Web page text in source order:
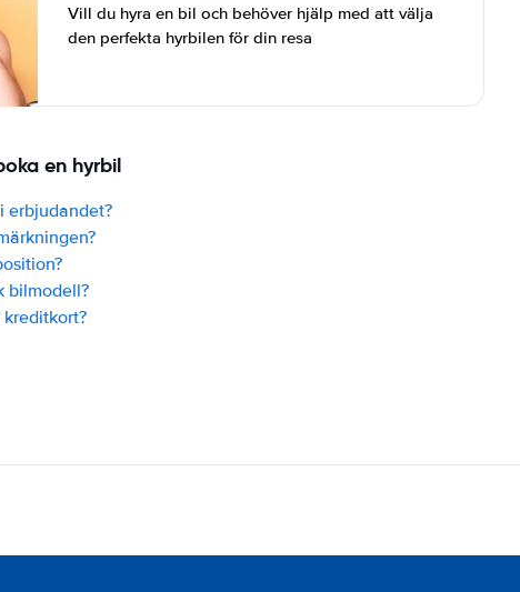
Vill du hyra en bil och behöver hjälp med att välja
den perfekta hyrbilen för din resa
en hyrbil
erbjudandet?
bilmodell?